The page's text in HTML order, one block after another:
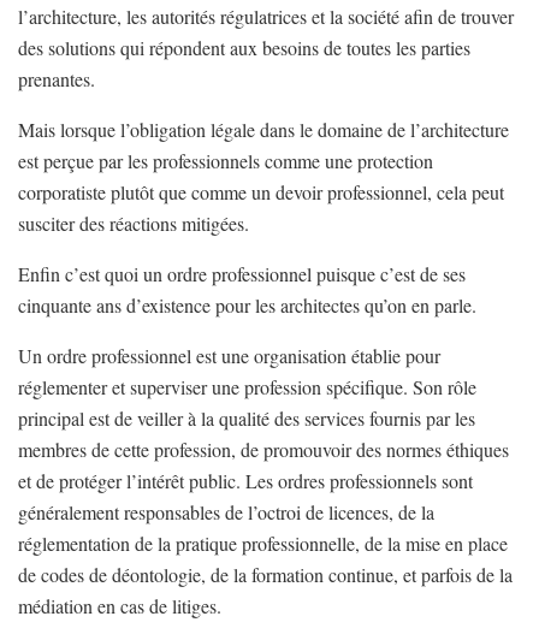
l’architecture, les autorités régulatrices et la société afin de trouver
des solutions qui répondent aux besoins de toutes les parties
prenantes.
Mais lorsque l’obligation légale dans le domaine de l’architecture
est perçue par les professionnels comme une protection
corporatiste plutôt que comme un devoir professionnel, cela peut
susciter des réactions mitigées.
Enfin c’est quoi un ordre professionnel puisque c’est de ses
cinquante ans d’existence pour les architectes qu’on en parle.
Un ordre professionnel est une organisation établie pour
réglementer et superviser une profession spécifique. Son rôle
principal est de veiller à la qualité des services fournis par les
membres de cette profession, de promouvoir des normes éthiques
et de protéger l’intérêt public. Les ordres professionnels sont
généralement responsables de l’octroi de licences, de la
réglementation de la pratique professionnelle, de la mise en place
de codes de déontologie, de la formation continue, et parfois de la
médiation en cas de litiges.